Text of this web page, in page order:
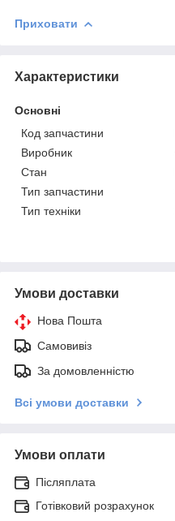
Приховати
Характеристики
Основні
Код запчастини
Виробник
Стан
Тип запчастини
Тип техніки
Умови доставки
Нова Пошта
Самовивіз
За домовленністю
Всі умови доставки
Умови оплати
Післяплата
Готівковий розрахунок